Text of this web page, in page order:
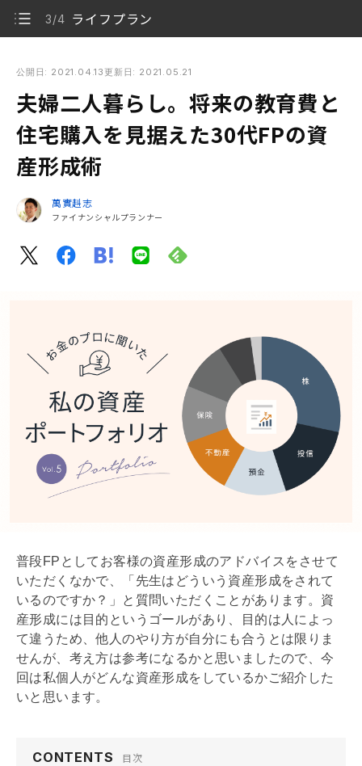
3/4 ライフプラン
の資産形成術
1/4 資産配分の全体像（毎月の資産形成の配分）
2/4 私が資産形成で目指すもの
ライフプラン
4/4 ご自身のライフプランにあった資産配分を
公開日: 2021.04.13 更新日: 2021.05.21
夫婦二人暮らし。将来の教育費と
住宅購入を見据えた30代FPの資
産形成術
萬實赳志
ファイナンシャルプランナー
普段FPとしてお客様の資産形成のアドバイスをさせて
いただくなかで、「先生はどういう資産形成をされて
いるのですか？」と質問いただくことがあります。資
産形成には目的というゴールがあり、目的は人によっ
て違うため、他人のやり方が自分にも合うとは限りま
せんが、考え方は参考になるかと思いましたので、今
回は私個人がどんな資産形成をしているかご紹介した
いと思います。
CONTENTS 目次